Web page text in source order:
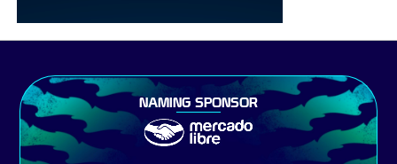
NAMING SPONSOR